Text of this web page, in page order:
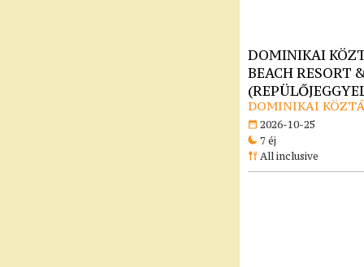
DOMINIKAI
BEACH RESORT
DOMINIKAI
2026-10-25
7 éj
All inclusive